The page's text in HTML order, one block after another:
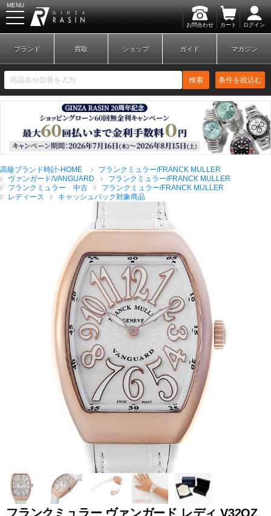
お問合わせ カート ログイン
MENU
新規会員登録 ログイン
ブランドから探す
全てのブランドを見
る
ロレックス
パテック
フィリップ
オーデマピゲ カルティエ
ブランド 買取 ショップ ガイド マガジン
検索 条件を絞込む
高級ブランド時計-HOME
フランクミュラー/FRANCK MULLER
ヴァンガード/VANGUARD
フランクミュラー/FRANCK MULLER
フランクミュラー 中古
フランクミュラー/FRANCK MULLER
レディース
キャッシュバック対象商品
フランクミュラー ヴァンガード レディ V32QZ